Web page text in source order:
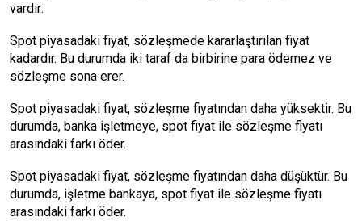
vardır:
Spot piyasadaki fiyat, sözleşmede karar­laştırılan fiyat
kadardır. Bu durumda iki ta­raf da birbirine para ödemez ve
sözleşme so­na erer.
Spot piyasadaki fiyat, sözleşme fiyatından daha yüksektir. Bu
durumda, banka işletme­ye, spot fiyat ile sözleşme fiyatı
arasındaki farkı öder.
Spot piyasadaki fiyat, sözleşme fiyatından daha düşüktür. Bu
durumda, işletme banka­ya, spot fiyat ile sözleşme fiyatı
arasındaki farkı öder.